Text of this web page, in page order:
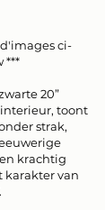
d'images ci-
***
20”
interieur, toont
strak,
krachtig
karakter van